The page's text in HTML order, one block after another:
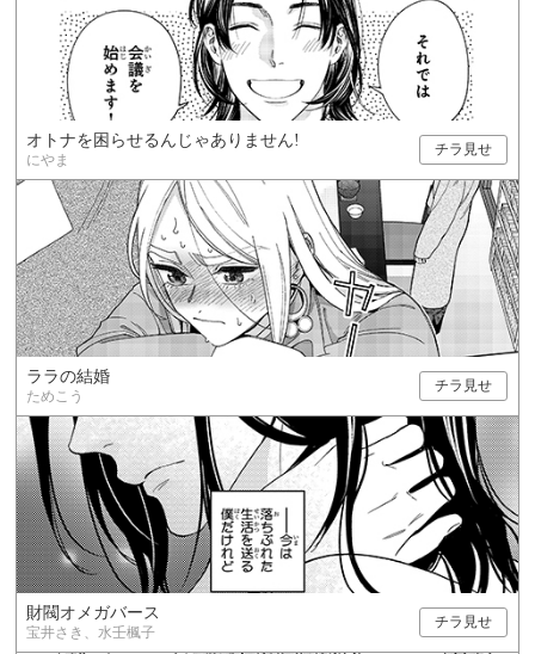
オトナを困らせるんじゃありません!
にやま
チラ見せ
ララの結婚
ためこう
チラ見せ
財閥オメガバース
宝井さき、水壬楓子
チラ見せ